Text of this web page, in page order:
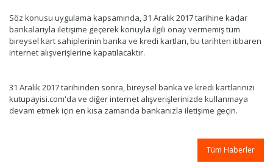
Söz konusu uygulama kapsamında, 31 Aralık 2017 tarihine kadar
bankalarıyla iletişime geçerek konuyla ilgili onay vermemiş tüm
bireysel kart sahiplerinin banka ve kredi kartları, bu tarihten itibaren
internet alışverişlerine kapatılacaktır.
31 Aralık 2017 tarihinden sonra, bireysel banka ve kredi kartlarınızı
kutupayisi.com'da ve diğer internet alışverişlerinizde kullanmaya
devam etmek için en kısa zamanda bankanızla iletişime geçin.
Tüm Haberler